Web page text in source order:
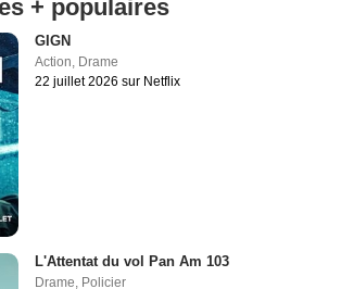
+ populaires
GIGN
Action Drame
22 juillet 2026 sur Netflix
L'Attentat du vol Pan Am 103
Drame, Policier